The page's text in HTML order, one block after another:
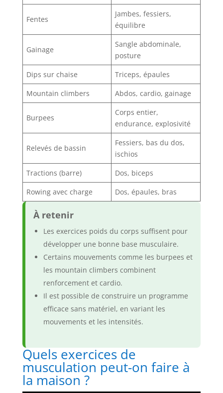
Fentes
Jambes, fessiers,
équilibre
Gainage
Sangle abdominale,
posture
Dips sur chaise
Triceps, épaules
Mountain climbers
Abdos, cardio, gainage
Burpees
Corps entier,
endurance, explosivité
Relevés de bassin
Fessiers, bas du dos,
ischios
Tractions (barre)
Dos, biceps
Rowing avec charge
Dos, épaules, bras
À retenir
Les exercices poids du corps suffisent pour
développer une bonne base musculaire.
Certains mouvements comme les burpees et
les mountain climbers combinent
renforcement et cardio.
Il est possible de construire un programme
efficace sans matériel, en variant les
mouvements et les intensités.
Quels exercices de
musculation peut-on faire à
la maison ?